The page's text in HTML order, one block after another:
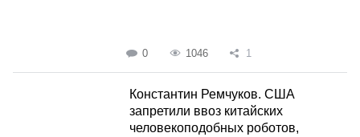
0 1046 1
Константин Ремчуков. США
запретили ввоз китайских
человекоподобных роботов,